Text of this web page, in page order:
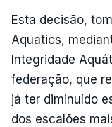
Esta decisão,
Aquatics,
Integridade
federação, que
já ter diminuído
dos escalões